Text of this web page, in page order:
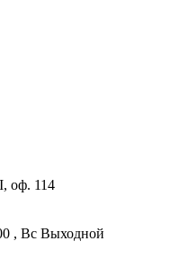
оф. 114
, Вс Выходной